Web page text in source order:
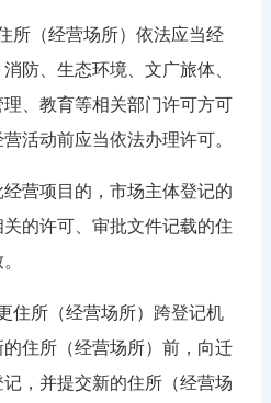
所（经营场所）依法应当经
防、生态环境、文广旅体、
、教育等相关部门许可方可
活动前应当依法办理许可。
营项目的，市场主体登记的
的许可、审批文件记载的住
住所（经营场所）跨登记机
住所（经营场所）前，向迁
，并提交新的住所（经营场